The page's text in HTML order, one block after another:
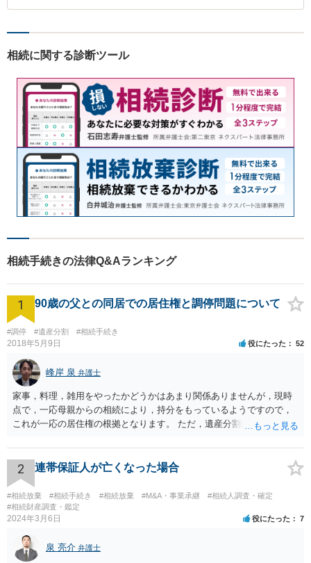
相続に関する診断ツール
相続手続きの法律Q&Aランキング
1 90歳の父との同居での居住権と調停問題について
#調停 #遺産分割 #相続手続き
2018年5月9日 役にたった 52
峰岸 泉 弁護士
家事，料理，雑用をやったかどうかはあまり関係ありませんが，現時
点で，一応母親からの相続により，持分をもっているようですので，
これが一応の居住権の根拠となります。 ただ，遺産分割により，母の
2 連帯保証人が亡くなった場合
#相続放棄 #相続手続き #相続放棄 #M&A・事業承継
#相続人調査・確定
#相続財産調査・鑑定
2024年3月6日 役にたった 7
泉 亮介 弁護士